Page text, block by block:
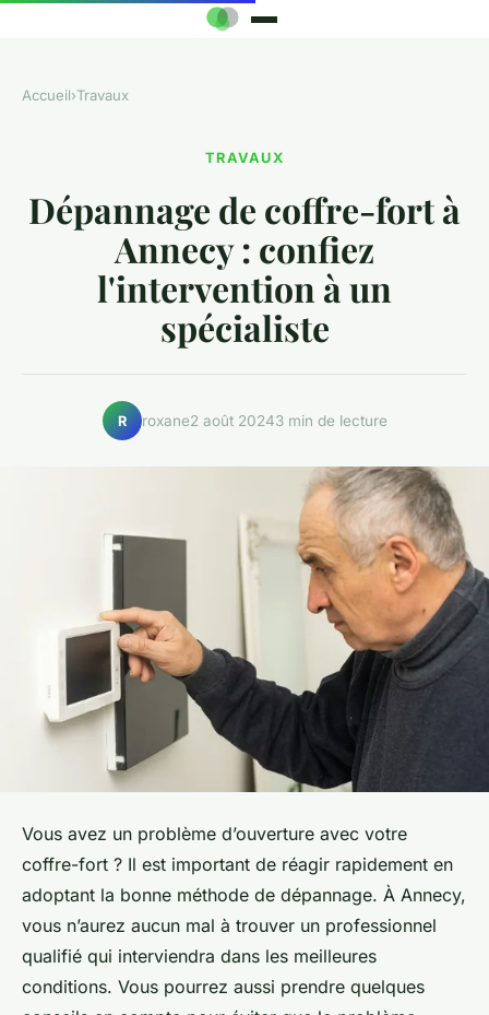
Accueil›Travaux
TRAVAUX
Dépannage de coffre-fort à
Annecy : confiez
l'intervention à un
spécialiste
R roxane2 août 20243 min de lecture
Vous avez un problème d’ouverture avec votre
coffre-fort ? Il est important de réagir rapidement en
adoptant la bonne méthode de dépannage. À Annecy,
vous n’aurez aucun mal à trouver un professionnel
qualifié qui interviendra dans les meilleures
conditions. Vous pourrez aussi prendre quelques